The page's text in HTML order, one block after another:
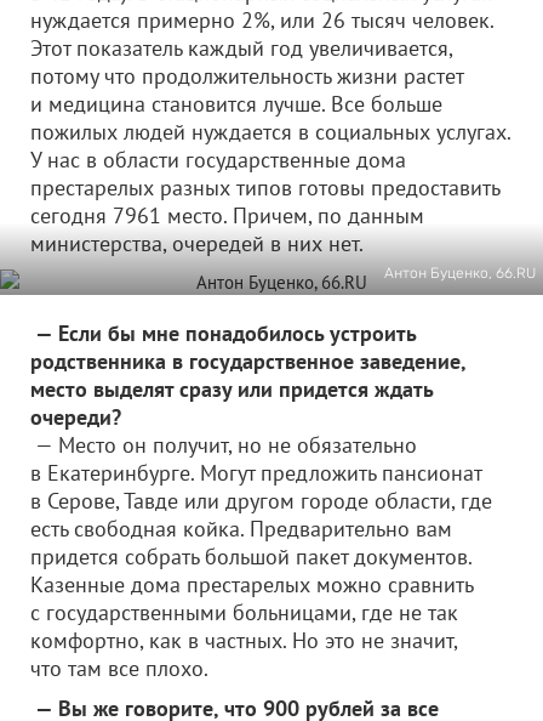
нуждается примерно 2%, или 26 тысяч человек.
Этот показатель каждый год увеличивается,
потому что продолжительность жизни растет
и медицина становится лучше. Все больше
пожилых людей нуждается в социальных услугах.
У нас в области государственные дома
престарелых разных типов готовы предоставить
сегодня 7961 место. Причем, по данным
министерства, очередей в них нет.
Антон Буценко, 66.RU
— Если бы мне понадобилось устроить
родственника в государственное заведение,
место выделят сразу или придется ждать
очереди?
— Место он получит, но не обязательно
в Екатеринбурге. Могут предложить пансионат
в Серове, Тавде или другом городе области, где
есть свободная койка. Предварительно вам
придется собрать большой пакет документов.
Казенные дома престарелых можно сравнить
с государственными больницами, где не так
комфортно, как в частных. Но это не значит,
что там все плохо.
— Вы же говорите, что 900 рублей за все